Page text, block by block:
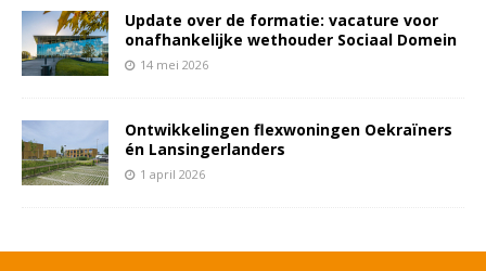
Update over de formatie: vacature voor
onafhankelijke wethouder Sociaal Domein
14 mei 2026
Ontwikkelingen flexwoningen Oekraïners
én Lansingerlanders
1 april 2026